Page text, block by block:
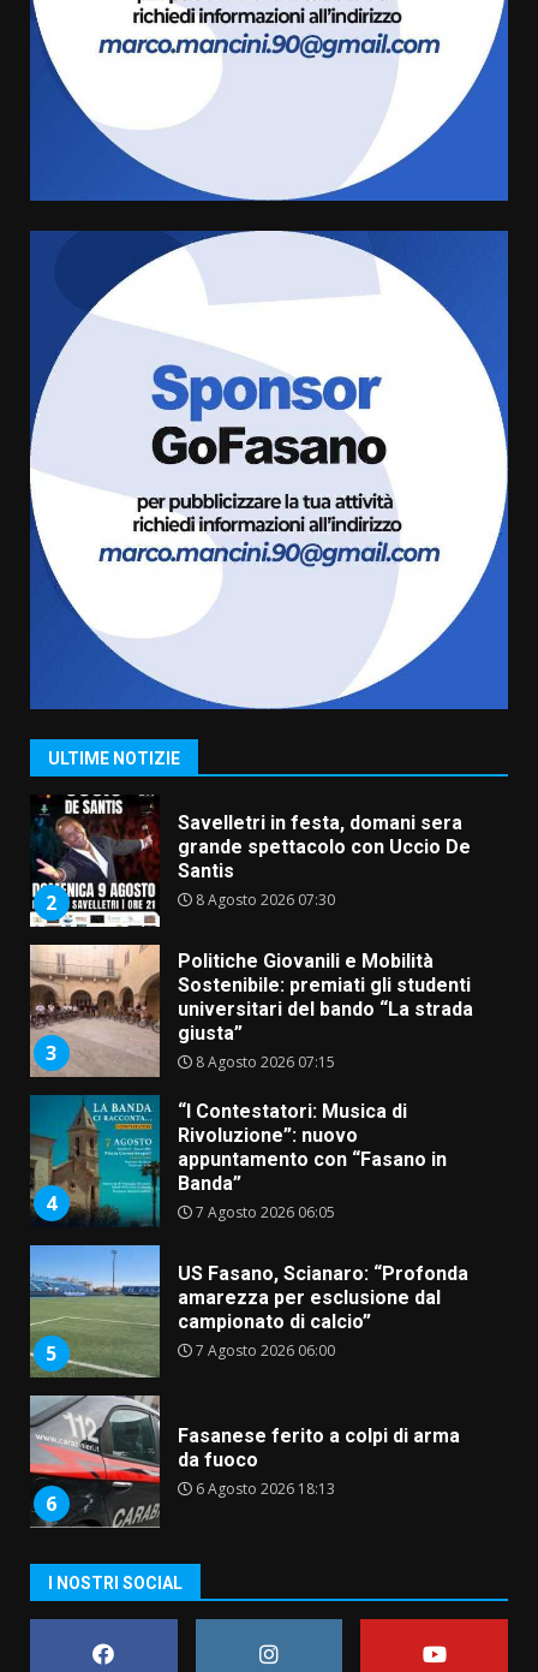
ULTIME NOTIZIE
8 Agosto 2026 07:15
“I Contestatori: Musica di
Rivoluzione”: nuovo
appuntamento con “Fasano in
Banda”
amarezza per esclusione dal
campionato di calcio”
7 Agosto 2026 06:00
Fasanese ferito a colpi di arma
da fuoco
6 Agosto 2026 18:13
Carta d’identità: continua il piano
di aperture straordinarie del
Comune di Fasano
6 Agosto 2026 14:16
1
La Banda Città di Fasano apre
ufficialmente la Festa di
2
Savelletri in festa, domani sera
grande spettacolo con Uccio De
Santis
8 Agosto 2026 07:30
3
Politiche Giovanili e Mobilità
Sostenibile: premiati gli studenti
universitari del bando “La strada
giusta”
8 Agosto 2026 07:15
4
“I Contestatori: Musica di
Rivoluzione”: nuovo
appuntamento con “Fasano in
Banda”
7 Agosto 2026 06:05
5
US Fasano, Scianaro: “Profonda
amarezza per esclusione dal
campionato di calcio”
7 Agosto 2026 06:00
6
Fasanese ferito a colpi di arma
da fuoco
6 Agosto 2026 18:13
di aperture straordinarie del
Comune di Fasano
6 Agosto 2026 14:16
I NOSTRI SOCIAL